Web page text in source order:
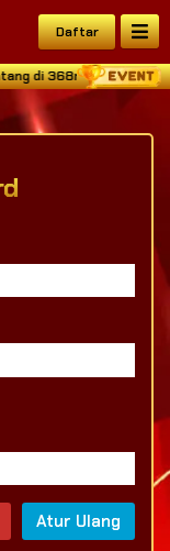
Daftar
di 368mega Situs
Atur Ulang